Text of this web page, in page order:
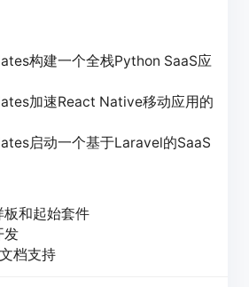
构建一个全栈Python SaaS应
加速React Native移动应用的
启动一个基于Laravel的SaaS
板和起始套件
发
档支持